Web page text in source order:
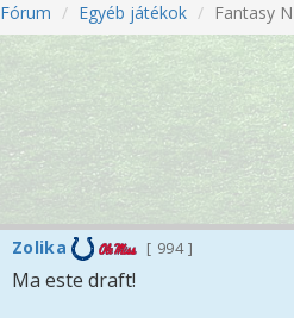
Fórum Egyéb játékok Fantasy
Zolika 994
Ma este draft!